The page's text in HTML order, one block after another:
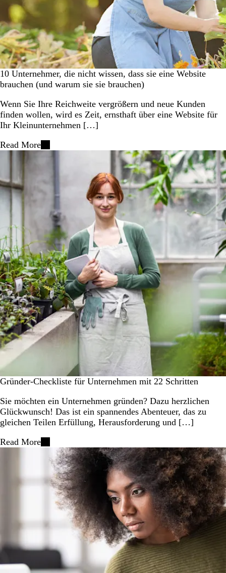
10 Unternehmer, die nicht wissen, dass sie eine Website
brauchen (und warum sie sie brauchen)
Wenn Sie Ihre Reichweite vergrößern und neue Kunden
finden wollen, wird es Zeit, ernsthaft über eine Website für
Ihr Kleinunternehmen […]
Read More
Gründer-Checkliste für Unternehmen mit 22 Schritten
Sie möchten ein Unternehmen gründen? Dazu herzlichen
Glückwunsch! Das ist ein spannendes Abenteuer, das zu
gleichen Teilen Erfüllung, Herausforderung und […]
Read More